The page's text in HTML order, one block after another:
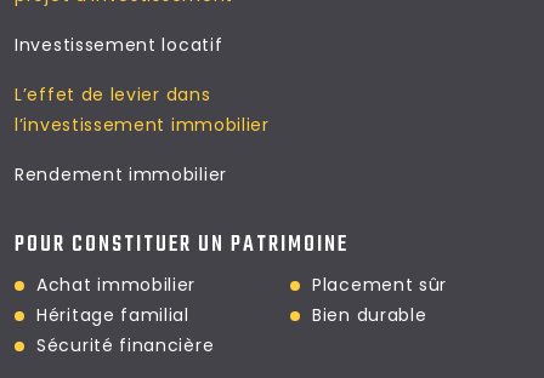
Investissement locatif
L’effet de levier dans
l’investissement immobilier
Rendement immobilier
POUR CONSTITUER UN PATRIMOINE
Achat immobilier
Héritage familial
Sécurité financière
Placement sûr
Bien durable